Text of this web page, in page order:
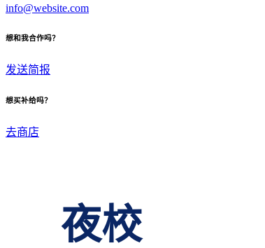
info@website.com
想和我合作吗？
发送简报
想买补给吗？
去商店
夜校